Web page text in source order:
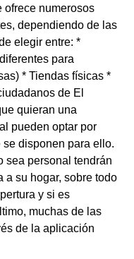
ofrece numerosos
dependiendo de las
elegir entre: *
para
* Tiendas físicas *
de El
quieran una
pueden optar por
se disponen para ello.
sea personal tendrán
a su hogar, sobre todo
y si es
muchas de las
de la aplicación